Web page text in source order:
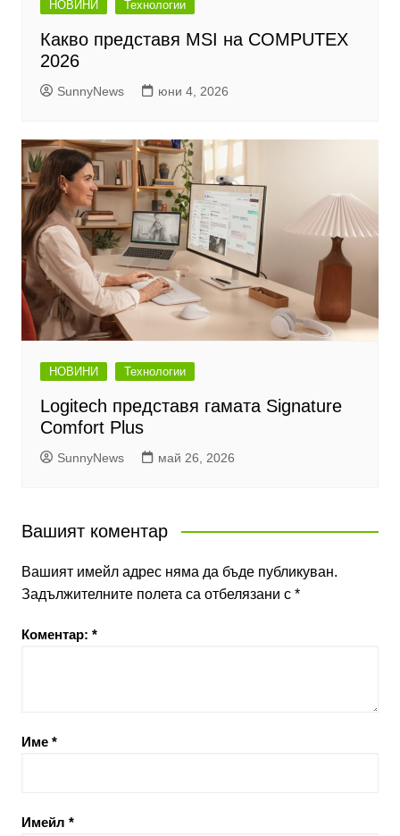
НОВИНИ Технологии
Какво представя MSI на COMPUTEX
2026
SunnyNews юни 4, 2026
НОВИНИ Технологии
Logitech представя гамата Signature
Comfort Plus
SunnyNews май 26, 2026
Вашият коментар
Вашият имейл адрес няма да бъде публикуван.
Задължителните полета са отбелязани с *
Коментар: *
Име *
Имейл *